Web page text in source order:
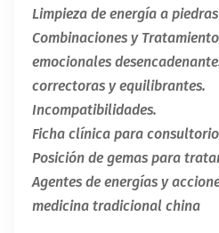
Limpieza de energía a
Combinaciones y
emocionales
correctoras y equilibrantes.
Incompatibilidades.
Ficha clínica para
Posición de gemas para
Agentes de energías y
medicina tradicional china